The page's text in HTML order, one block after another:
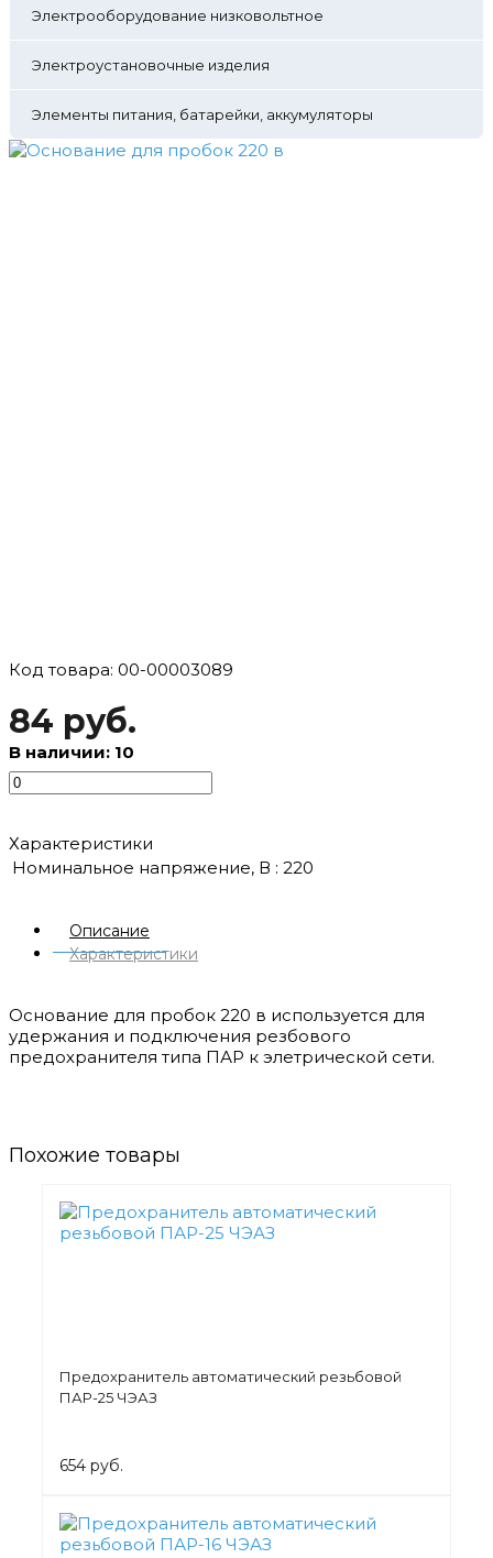
Электрооборудование низковольтное
Электроустановочные изделия
Элементы питания, батарейки, аккумуляторы
Код товара: 00-00003089
84 руб.
В наличии: 10
Характеристики
Номинальное напряжение, В : 220
Описание
Характеристики
Основание для пробок 220 в используется для
удержания и подключения резбового
предохранителя типа ПАР к элетрической сети.
Похожие товары
Предохранитель автоматический резьбовой
ПАР-25 ЧЭАЗ
654 руб.